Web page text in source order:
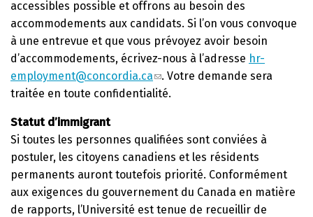
accessibles possible et offrons au besoin des
accommodements aux candidats. Si l’on vous convoque
à une entrevue et que vous prévoyez avoir besoin
d’accommodements, écrivez-nous à l’adresse hr-
employment@concordia.ca
. Votre demande sera
traitée en toute confidentialité.
Statut d’immigrant
Si toutes les personnes qualifiées sont conviées à
postuler, les citoyens canadiens et les résidents
permanents auront toutefois priorité. Conformément
aux exigences du gouvernement du Canada en matière
de rapports, l’Université est tenue de recueillir de